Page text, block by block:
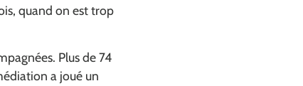
quand on est trop
Plus de 74
a joué un